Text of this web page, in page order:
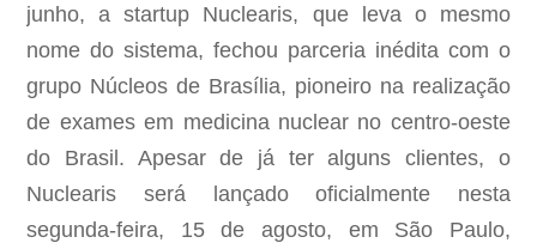
junho, a startup Nuclearis, que leva o mesmo
nome do sistema, fechou parceria inédita com o
grupo Núcleos de Brasília, pioneiro na realização
de exames em medicina nuclear no centro-oeste
do Brasil. Apesar de já ter alguns clientes, o
Nuclearis será lançado oficialmente nesta
segunda-feira, 15 de agosto, em São Paulo,